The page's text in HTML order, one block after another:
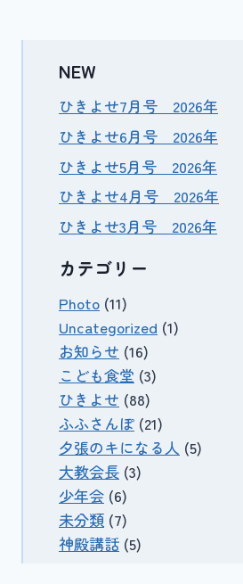
NEW
ひきよせ7月号 2026年
ひきよせ6月号 2026年
ひきよせ5月号 2026年
ひきよせ4月号 2026年
ひきよせ3月号 2026年
カテゴリー
Photo (11)
Uncategorized (1)
お知らせ (16)
こども食堂 (3)
ひきよせ (88)
ふふさんぽ (21)
夕張のキになる人 (5)
大教会長 (3)
少年会 (6)
未分類 (7)
神殿講話 (5)